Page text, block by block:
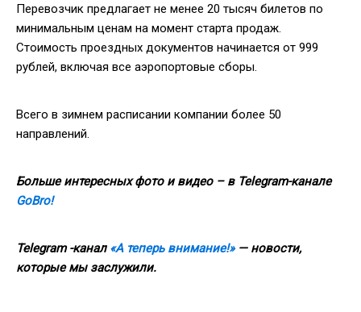
Перевозчик предлагает не менее 20 тысяч билетов по
минимальным ценам на момент старта продаж.
Стоимость проездных документов начинается от 999
рублей, включая все аэропортовые сборы.
Всего в зимнем расписании компании более 50
направлений.
Больше интересных фото и видео – в Telegram-канале
GoBro!
Telegram -канал «А теперь внимание!»— новости,
которые мы заслужили.